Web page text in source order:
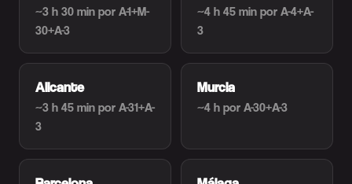
~3 h 30 min por A-1+M-
30+A-3
~4 h 45 min por A-4+A-
3
Alicante
~3 h 45 min por A-31+A-
3
Murcia
~4 h por A-30+A-3